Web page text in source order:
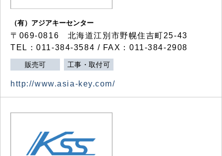
（有）アジアキーセンター
〒069-0816 北海道江別市野幌住吉町25-43
TEL：011-384-3584 / FAX：011-384-2908
販売可 工事・取付可
http://www.asia-key.com/